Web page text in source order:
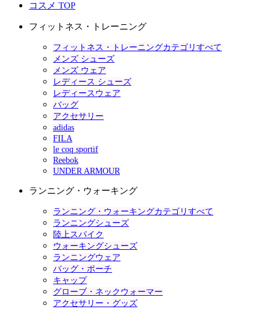
コスメ TOP
フィットネス・トレーニング
フィットネス・トレーニングカテゴリすべて
メンズ シューズ
メンズ ウェア
レディース シューズ
レディースウェア
バッグ
アクセサリー
adidas
FILA
le coq sportif
Reebok
UNDER ARMOUR
ランニング・ウォーキング
ランニング・ウォーキングカテゴリすべて
ランニングシューズ
陸上スパイク
ウォーキングシューズ
ランニングウェア
バッグ・ポーチ
キャップ
グローブ・ネックウォーマー
アクセサリー・グッズ